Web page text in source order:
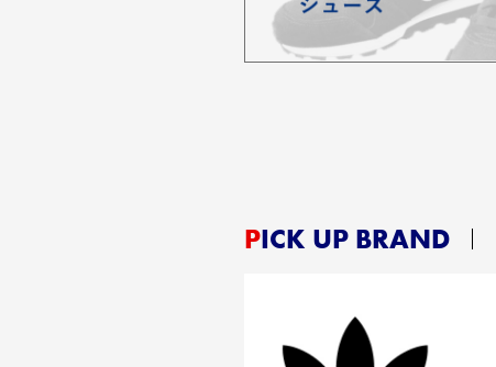
PICK UP BRAND